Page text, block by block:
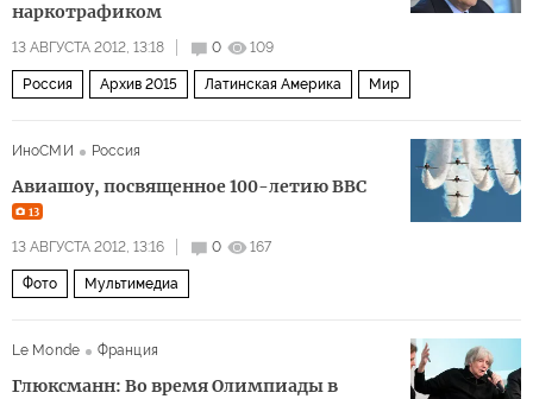
наркотрафиком
13 АВГУСТА 2012, 13:18 0 109
Россия Архив 2015 Латинская Америка Мир
ИноСМИ Россия
Авиашоу, посвященное 100-летию ВВС
13
13 АВГУСТА 2012, 13:16 0 167
Фото Мультимедиа
Le Monde Франция
Глюксманн: Во время Олимпиады в